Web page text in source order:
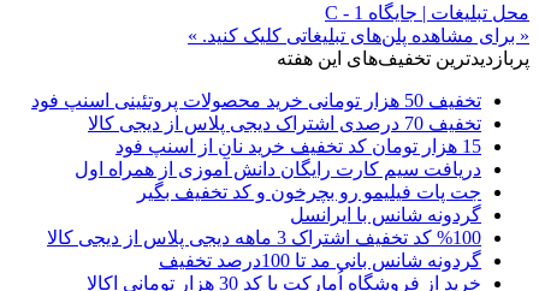
محل تبلیغات | جایگاه C - 1
« برای مشاهده پلن‌های تبلیغاتی کلیک کنید. »
پربازدیدترین تخفیف‌های این هفته
تخفیف 50 هزار تومانی خرید محصولات پروتئینی اسنپ فود
تخفیف 70 درصدی اشتراک دیجی پلاس از دیجی کالا
15 هزار تومان کد تخفیف خرید نان از اسنپ فود
دریافت سیم کارت رایگان دانش آموزی از همراه اول
جت پات فیلیمو رو بچرخون و کد تخفیف بگیر
گردونه شانس با ایرانسل
%100 کد تخفیف اشتراک 3 ماهه دیجی پلاس از دیجی کالا
گردونه شانس بانی مد تا 100درصد تخفیف
خرید از فروشگاه اُمارکت با کد 30 هزار تومانی اکالا